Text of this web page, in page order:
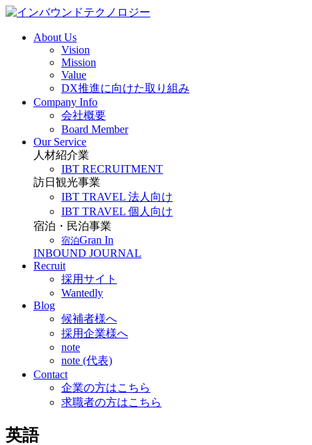
About Us
Vision
Mission
Value
DX推進に向けた取り組み
Company Info
会社概要
Board Member
Our Service
人材紹介業
IBT RECRUITMENT
訪日観光事業
IBT TRAVEL 法人向け
IBT TRAVEL 個人向け
宿泊・民泊事業
宿泊Gran In
INBOUND JOURNAL
Recruit
採用サイト
Wantedly
Blog
候補者様へ
採用企業様へ
note
note (代表)
Contact
企業の方はこちら
求職者の方はこちら
英語